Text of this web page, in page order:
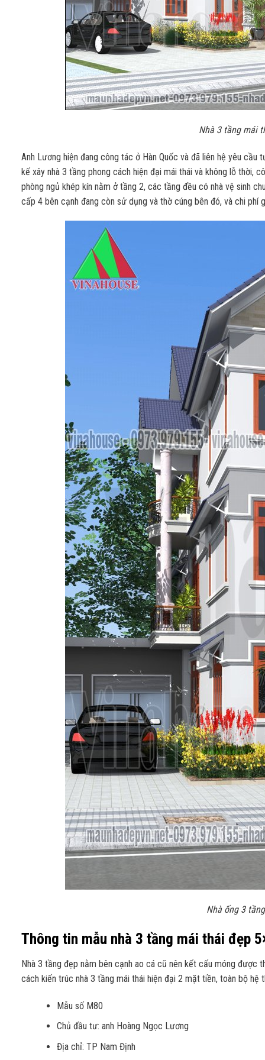
Nhà 3 tầng mái
Anh Lương hiện đang công tác ở Hàn Quốc và đã liên hệ yêu
kế xây nhà 3 tầng phong cách hiện đại mái thái và không lỗ thời,
phòng ngủ khép kín nằm ở tầng 2, các tầng đều có nhà vệ sinh
cấp 4 bên cạnh đang còn sử dụng và thờ cúng bên đó, và chi phí
Nhà ống 3
Thông tin mẫu nhà 3 tầng mái thái đẹp
Nhà 3 tầng đẹp nằm bên cạnh ao cá cũ nên kết cấu móng
cách kiến trúc nhà 3 tầng mái thái hiện đại 2 mặt tiền, toàn bộ
Mẫu số M80
Chủ đầu tư: anh Hoàng Ngọc Lương
Địa chỉ: TP Nam Định